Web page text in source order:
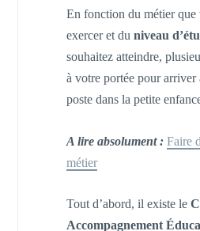
En fonction du métier que
exercer et du niveau
souhaitez atteindre,
à votre portée pour arriver
poste dans la petite
A lire absolument : Faire
métier
Tout d’abord, il existe le
Accompagnement